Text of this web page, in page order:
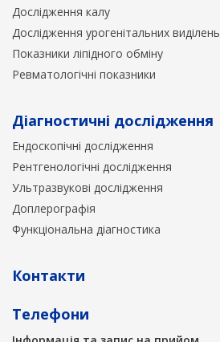
Дослідження калу
Дослідження урогенітальних виділень
Показники ліпідного обміну
Ревматологічні показники
Діагностичні дослідження
Ендоскопічні дослідження
Рентгенологічні дослідження
Ультразвукові дослідження
Доплерографія
Функціональна діагностика
Контакти
Телефони